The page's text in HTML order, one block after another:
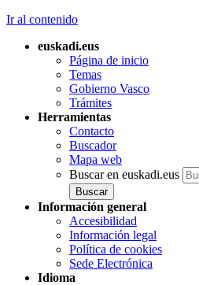
Ir al contenido
euskadi.eus
Página de inicio
Temas
Gobierno Vasco
Trámites
Herramientas
Contacto
Buscador
Mapa web
Buscar en euskadi.eus
Información general
Accesibilidad
Información legal
Política de cookies
Sede Electrónica
Idioma